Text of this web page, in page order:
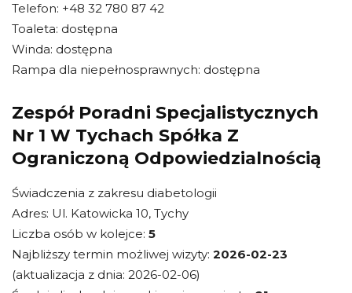
Telefon: +48 32 780 87 42
Toaleta: dostępna
Winda: dostępna
Rampa dla niepełnosprawnych: dostępna
Zespół Poradni Specjalistycznych
Nr 1 W Tychach Spółka Z
Ograniczoną Odpowiedzialnością
Świadczenia z zakresu diabetologii
Adres: Ul. Katowicka 10, Tychy
Liczba osób w kolejce: 5
Najbliższy termin możliwej wizyty: 2026-02-23
(aktualizacja z dnia: 2026-02-06)